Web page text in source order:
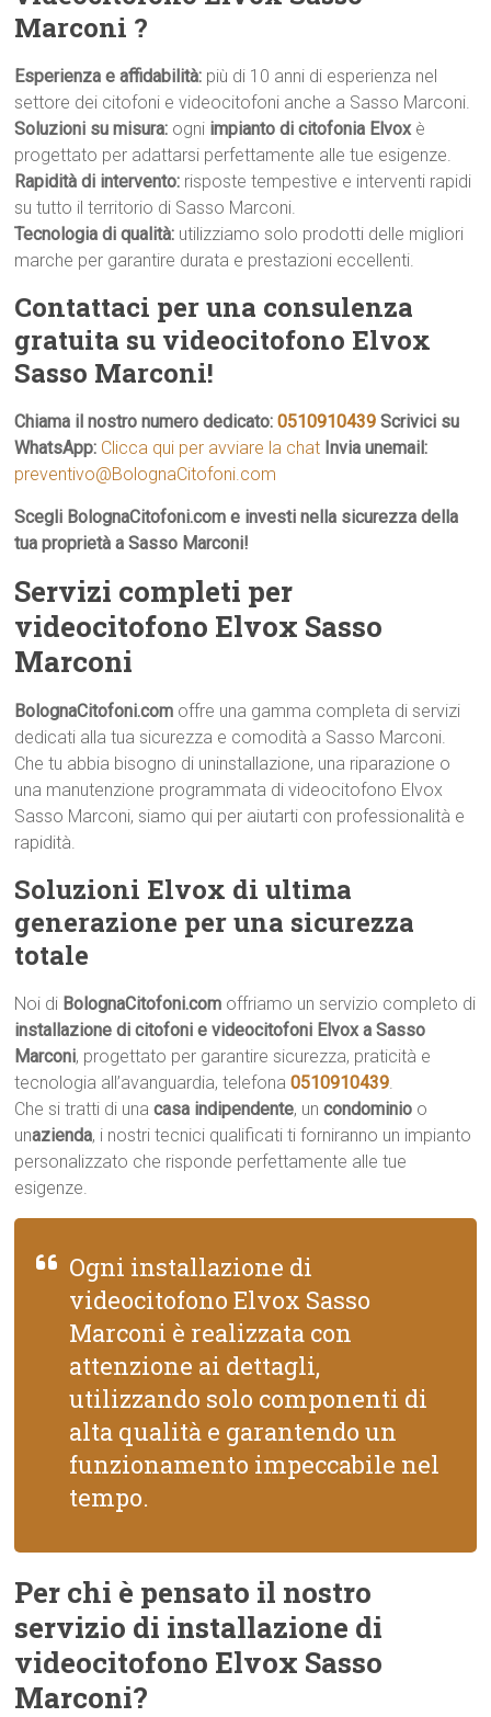
Marconi ?
Esperienza e affidabilità: più di 10 anni di esperienza nel
settore dei citofoni e videocitofoni anche a Sasso Marconi.
Soluzioni su misura: ogni impianto di citofonia Elvoxè
progettato per adattarsi perfettamente alle tue esigenze.
Rapidità di intervento: risposte tempestive e interventi rapidi
su tutto il territorio di Sasso Marconi.
Tecnologia di qualità: utilizziamo solo prodotti delle migliori
marche per garantire durata e prestazioni eccellenti.
Contattaci per una consulenza
gratuita su videocitofono Elvox
Sasso Marconi!
Chiama il nostro numero dedicato:0510910439 Scrivici su
WhatsApp: Clicca qui per avviare la chat Invia unemail:
preventivo@BolognaCitofoni.com
Scegli BolognaCitofoni.com e investi nella sicurezza della
tua proprietà a Sasso Marconi!
Servizi completi per
videocitofono Elvox Sasso
Marconi
BolognaCitofoni.com offre una gamma completa di servizi
dedicati alla tua sicurezza e comodità a Sasso Marconi.
Che tu abbia bisogno di uninstallazione, una riparazione o
una manutenzione programmata di videocitofono Elvox
Sasso Marconi, siamo qui per aiutarti con professionalità e
rapidità.
Soluzioni Elvox di ultima
generazione per una sicurezza
totale
Noi di BolognaCitofoni.com offriamo un servizio completo di
installazione di citofoni e videocitofoni Elvox a Sasso
Marconi, progettato per garantire sicurezza, praticità e
tecnologia all’avanguardia, telefona0510910439.
Che si tratti di unacasa indipendente, uncondominio o
unazienda, i nostri tecnici qualificati ti forniranno un impianto
personalizzato che risponde perfettamente alle tue
esigenze.
Ogni installazione di
videocitofono Elvox Sasso
Marconi è realizzata con
attenzione ai dettagli,
utilizzando solo componenti di
alta qualità e garantendo un
funzionamento impeccabile nel
tempo.
Per chi è pensato il nostro
servizio di installazione di
videocitofono Elvox Sasso
Marconi?